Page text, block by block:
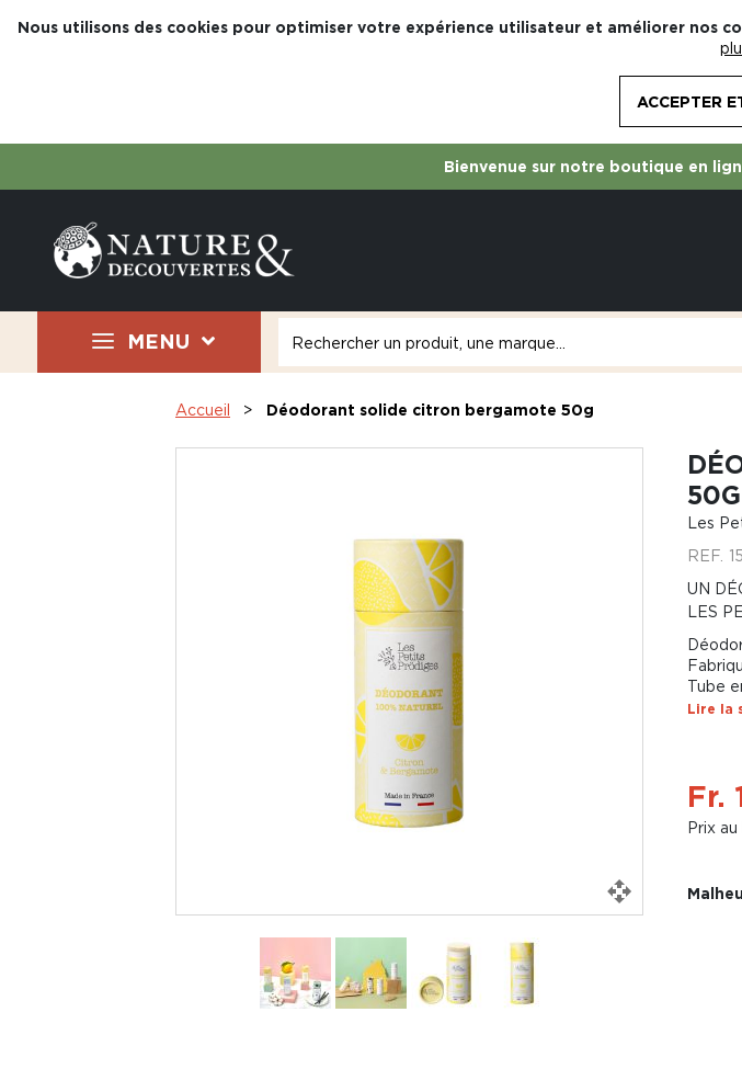
Nous utilisons des cookies pour optimiser votre expérience utilisateur et améliorer nos
ACCEPTER
Bienvenue sur notre boutique en
MENU
Accueil Déodorant solide citron bergamote 50g
50G
Les
REF.
UN
LES
Tube
Lire la
Fr.
Prix au